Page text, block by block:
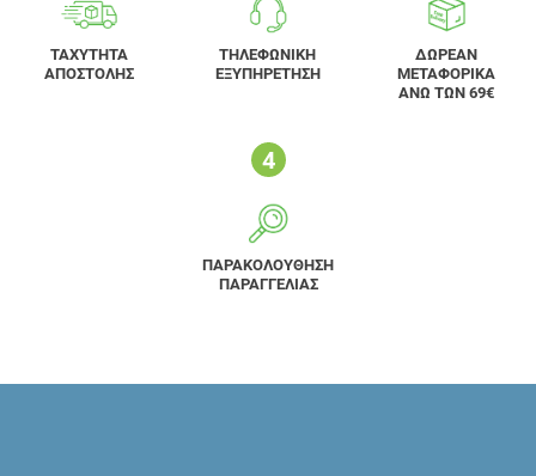
ΤΑΧΥΤΗΤΑ
ΑΠΟΣΤΟΛΗΣ
ΤΗΛΕΦΩΝΙΚΗ
ΕΞΥΠΗΡΕΤΗΣΗ
ΔΩΡΕΑΝ
ΜΕΤΑΦΟΡΙΚΑ
ΑΝΩ ΤΩΝ 69€
ΠΑΡΑΚΟΛΟΥΘΗΣΗ
ΠΑΡΑΓΓΕΛΙΑΣ